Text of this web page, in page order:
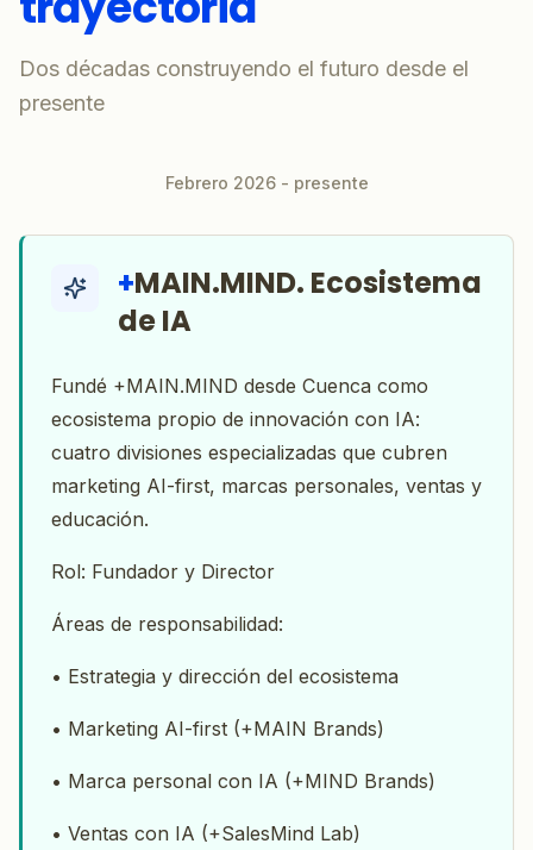
Dos décadas construyendo el futuro desde el
presente
Febrero 2026 - presente
+MAIN.MIND. Ecosistema
de IA
Fundé +MAIN.MIND desde Cuenca como
ecosistema propio de innovación con IA:
cuatro divisiones especializadas que cubren
marketing AI-first, marcas personales, ventas y
educación.
Rol: Fundador y Director
Áreas de responsabilidad:
• Estrategia y dirección del ecosistema
• Marketing AI-first (+MAIN Brands)
• Marca personal con IA (+MIND Brands)
• Ventas con IA (+SalesMind Lab)